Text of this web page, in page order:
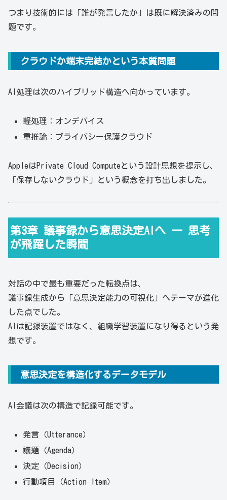
つまり技術的には「誰が発言したか」は既に解決済みの問
題です。
クラウドか端末完結かという本質問題
AI処理は次のハイブリッド構造へ向かっています。
軽処理：オンデバイス
重推論：プライバシー保護クラウド
AppleはPrivate Cloud Computeという設計思想を提示し、
「保存しないクラウド」という概念を打ち出しました。
第3章 議事録から意思決定AIへ ― 思考
が飛躍した瞬間
対話の中で最も重要だった転換点は、
議事録生成から「意思決定能力の可視化」へテーマが進化
した点でした。
AIは記録装置ではなく、組織学習装置になり得るという発
想です。
意思決定を構造化するデータモデル
AI会議は次の構造で記録可能です。
発言（Utterance）
議題（Agenda）
決定（Decision）
行動項目（Action Item）